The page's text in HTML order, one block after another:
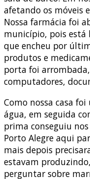
afetando os móveis
Nossa farmácia foi
município, pois está
que encheu por
produtos e
porta foi
computadores,
Como nossa casa
água, em seguida
prima conseguiu
Porto Alegre aqui
mais depois
estavam
perguntar sobre